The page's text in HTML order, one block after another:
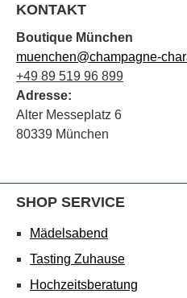
KONTAKT
Boutique München
muenchen@champagne-
+49 89 519 96 899
Adresse:
Alter Messeplatz 6
80339 München
SHOP SERVICE
Mädelsabend
Tasting Zuhause
Hochzeitsberatung